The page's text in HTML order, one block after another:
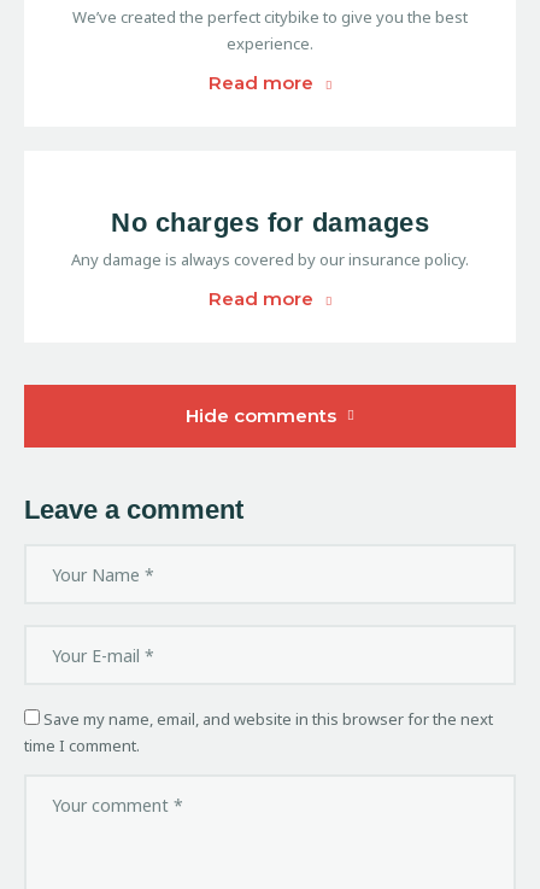
We’ve created the perfect citybike to give you the best
experience.
Read more
No charges for damages
Any damage is always covered by our insurance policy.
Read more
Hide comments
Leave a comment
Save my name, email, and website in this browser for the next
time I comment.